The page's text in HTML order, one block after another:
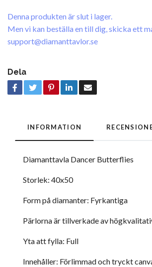
Denna produkten är slut i lager.
Men vi kan beställa en till dig, skicka ett
support@diamanttavlor.se
Dela
INFORMATION
Diamanttavla Dancer Butterflies
Storlek: 40x50
Form på diamanter: Fyrkantiga
Pärlorna är tillverkade av
Yta att fylla: Full
Innehåller: Förlimmad och tryckt